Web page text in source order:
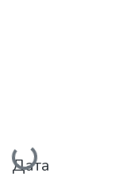
Вантажиться...
Дата